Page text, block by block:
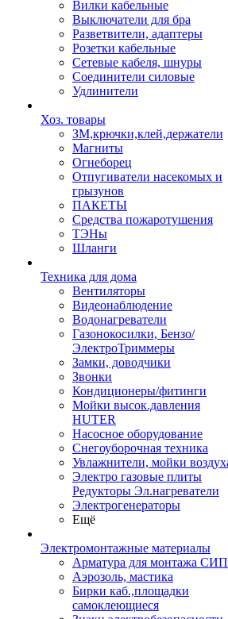
Вилки кабельные
Выключатели для бра
Разветвители, адаптеры
Розетки кабельные
Сетевые кабеля, шнуры
Соединители силовые
Удлинители
Хоз. товары
ЗМ,крючки,клей,держатели
Магниты
Огнеборец
Отпугиватели насекомых и
грызунов
ПАКЕТЫ
Средства пожаротушения
ТЭНы
Шланги
Техника для дома
Вентиляторы
Видеонаблюдение
Водонагреватели
Газонокосилки, Бензо/
ЭлектроТриммеры
Замки, доводчики
Звонки
Кондиционеры/фитинги
Мойки высок.давления
HUTER
Насосное оборудование
Снегоуборочная техника
Увлажнители, мойки
Электро газовые плиты
Редукторы Эл.нагреватели
Электрогенераторы
Ещё
Электромонтажные материалы
Арматура для монтажа СИП
Аэрозоль, мастика
Бирки каб.,площадки
самоклеющиеся